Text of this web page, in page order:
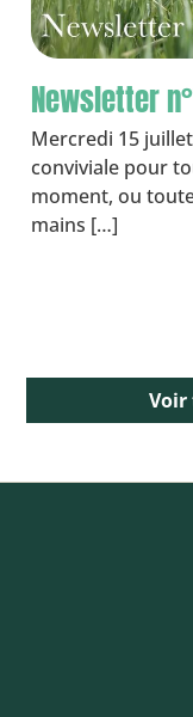
Newsletter
Mercredi 15
conviviale pour
moment, ou
mains […]
Voir